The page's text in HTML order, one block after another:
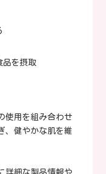
品を摂取
使用を組み合わせ
、健やかな肌を維